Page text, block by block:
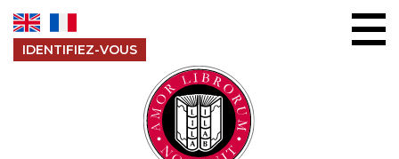
IDENTIFIEZ-VOUS